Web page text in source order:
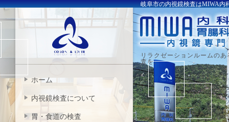
岐阜市の内視鏡検査はMIWA内
リラクゼーションルームの
査を。
ホーム
内視鏡検査について
胃・食道の検査